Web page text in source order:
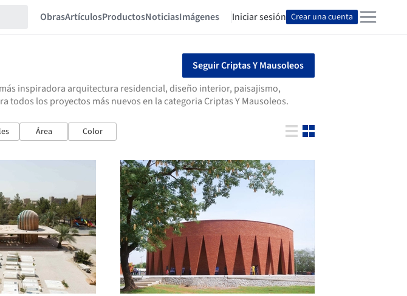
ObrasArtículosProductosNoticiasImágenes Iniciar sesión Crear una cuenta
Seguir Criptas Y Mausoleos
inspiradora arquitectura residencial, diseño interior, paisajismo,
los proyectos más nuevos en la categoria Criptas Y Mausoleos.
Área Color